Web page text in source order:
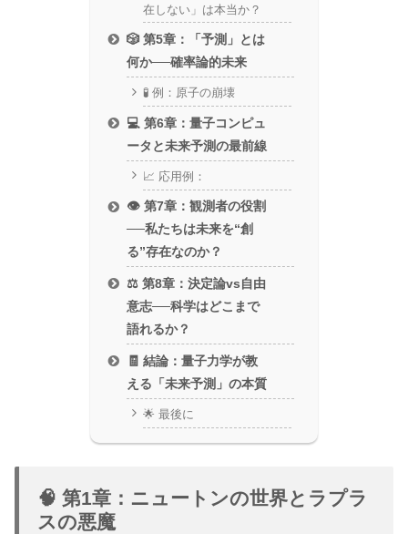
在しない」は本当か？
🎲 第5章：「予測」とは
何か──確率論的未来
🧪 例：原子の崩壊
💻 第6章：量子コンピュ
ータと未来予測の最前線
📈 応用例：
👁️ 第7章：観測者の役割
──私たちは未来を“創
る”存在なのか？
⚖️ 第8章：決定論vs自由
意志──科学はどこまで
語れるか？
🧾 結論：量子力学が教
える「未来予測」の本質
🌟 最後に
🧠 第1章：ニュートンの世界とラプラ
スの悪魔